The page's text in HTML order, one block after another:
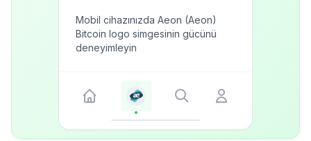
Mobil cihazınızda Aeon (Aeon)
Bitcoin logo simgesinin gücünü
deneyimleyin